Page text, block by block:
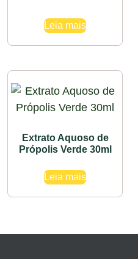
Leia mais
Extrato Aquoso de
Própolis Verde 30ml
Leia mais